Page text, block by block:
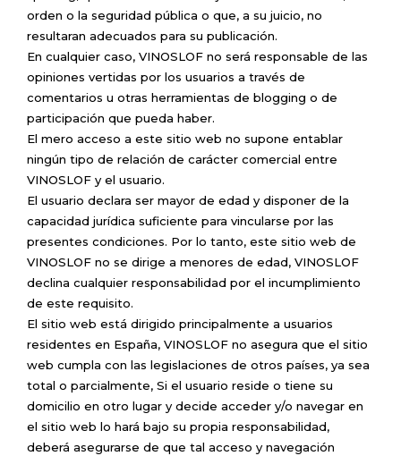
orden o la seguridad pública o que, a su juicio, no
resultaran adecuados para su publicación.
En cualquier caso, VINOSLOF no será responsable de las
opiniones vertidas por los usuarios a través de
comentarios u otras herramientas de blogging o de
participación que pueda haber.
El mero acceso a este sitio web no supone entablar
ningún tipo de relación de carácter comercial entre
VINOSLOF y el usuario.
El usuario declara ser mayor de edad y disponer de la
capacidad jurídica suficiente para vincularse por las
presentes condiciones. Por lo tanto, este sitio web de
VINOSLOF no se dirige a menores de edad, VINOSLOF
declina cualquier responsabilidad por el incumplimiento
de este requisito.
El sitio web está dirigido principalmente a usuarios
residentes en España, VINOSLOF no asegura que el sitio
web cumpla con las legislaciones de otros países, ya sea
total o parcialmente, Si el usuario reside o tiene su
domicilio en otro lugar y decide acceder y/o navegar en
el sitio web lo hará bajo su propia responsabilidad,
deberá asegurarse de que tal acceso y navegación